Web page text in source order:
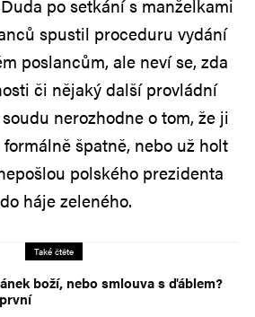
po setkání s manželkami
spustil proceduru vydání
poslancům, ale neví se, zda
či nějaký další provládní
nerozhodne o tom, že ji
špatně, nebo už holt
polského prezidenta
háje zeleného.
Také čtěte
boží, nebo smlouva s ďáblem?